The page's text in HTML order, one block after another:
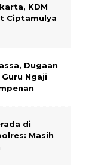
KDM
Ciptamulya
Dugaan
Ngaji
di
Masih